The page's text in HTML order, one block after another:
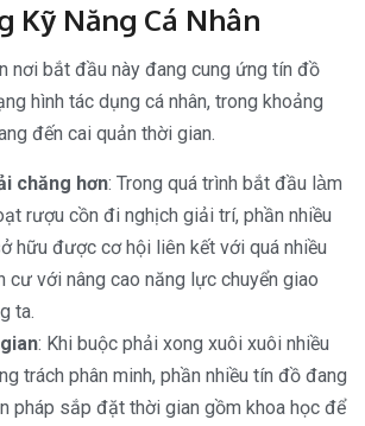
Kỹ Năng Cá Nhân
nơi bắt đầu này đang cung ứng tín đồ
hình tác dụng cá nhân, trong khoảng
đến cai quản thời gian.
chăng hơn: Trong quá trình bắt đầu làm
rượu cồn đi nghịch giải trí, phần nhiều
hữu được cơ hội liên kết với quá nhiều
cư với nâng cao năng lực chuyển giao
ta.
: Khi buộc phải xong xuôi xuôi nhiều
trách phân minh, phần nhiều tín đồ đang
pháp sắp đặt thời gian gồm khoa học để